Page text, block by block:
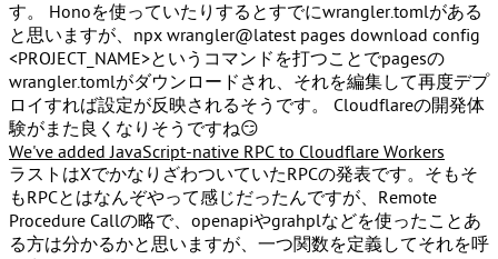
す。 Honoを使っていたりするとすでにwrangler.tomlがある
と思いますが、 npx wrangler@latest pages download config
<PROJECT_NAME>というコマンドを打つことでpagesの
wrangler.tomlがダウンロードされ、それを編集して再度デプ
ロイすれば設定が反映されるそうです。 Cloudflareの開発体
験がまた良くなりそうですね😏
We've added JavaScript-native RPC to Cloudflare Workers
ラストはXでかなりざわついていたRPCの発表です。そもそ
もRPCとはなんぞやって感じだったんですが、Remote
Procedure Callの略で、openapiやgrahplなどを使ったことあ
る方は分かるかと思いますが、一つ関数を定義してそれを呼